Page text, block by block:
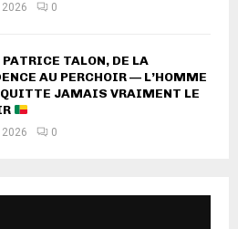
0
TALON, DE LA
AU PERCHOIR — L’HOMME
QUITTE JAMAIS VRAIMENT LE
0